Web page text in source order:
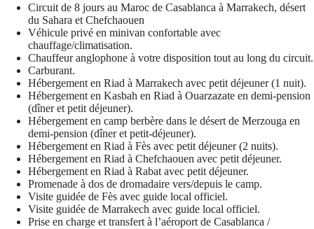
Circuit de 8 jours au Maroc de Casablanca à Marrakech, désert
du Sahara et Chefchaouen
Véhicule privé en minivan confortable avec
chauffage/climatisation.
Chauffeur anglophone à votre disposition tout au long du circuit.
Carburant.
Hébergement en Riad à Marrakech avec petit déjeuner (1 nuit).
Hébergement en Kasbah en Riad à Ouarzazate en demi-pension
(dîner et petit déjeuner).
Hébergement en camp berbère dans le désert de Merzouga en
demi-pension (dîner et petit-déjeuner).
Hébergement en Riad à Fès avec petit déjeuner (2 nuits).
Hébergement en Riad à Chefchaouen avec petit déjeuner.
Hébergement en Riad à Rabat avec petit déjeuner.
Promenade à dos de dromadaire vers/depuis le camp.
Visite guidée de Fès avec guide local officiel.
Visite guidée de Marrakech avec guide local officiel.
Prise en charge et transfert à l’aéroport de Casablanca /